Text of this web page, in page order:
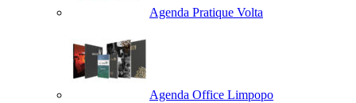
Agenda Pratique Volta
Agenda Office Limpopo